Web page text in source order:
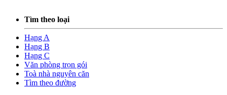
Tìm theo loại
Hạng A
Hạng B
Hạng C
Văn phòng trọn gói
Toà nhà nguyên căn
Tìm theo đường